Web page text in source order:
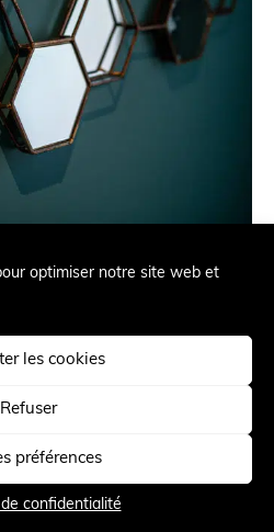
optimiser notre site web et
les cookies
Refuser
préférences
confidentialité